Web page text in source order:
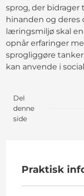
sprog, der bidrager
hinanden og
læringsmiljø skal
opnår erfaringer
sprogliggøre
kan anvende i
Del
denne
side
Praktisk